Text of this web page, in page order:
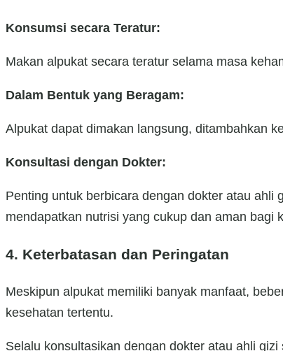
Konsumsi secara Teratur:
Makan alpukat secara teratur selama masa
Dalam Bentuk yang Beragam:
Alpukat dapat dimakan langsung, ditambahkan
Konsultasi dengan Dokter:
Penting untuk berbicara dengan dokter atau ahli
mendapatkan nutrisi yang cukup dan aman bagi
4. Keterbatasan dan Peringatan
Meskipun alpukat memiliki banyak manfaat,
kesehatan tertentu.
Selalu konsultasikan dengan dokter atau ahli